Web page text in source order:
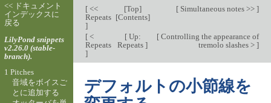
[<<
Repeats
]
[Top]
[Contents]
[Simultaneous notes >> ]
[<
Repeats
]
[Up:
Repeats]
[Controlling the appearance of
tremolo slashes > ]
デフォルトの小節線を
<< ドキュメント
インデックスに
戻る
LilyPond snippets
v2.26.0 (stable-
branch).
1 Pitches
音域をボイスご
とに追加する